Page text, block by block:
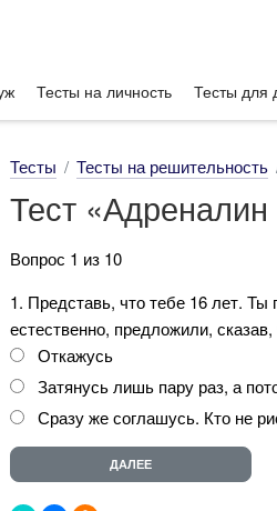
Тесты на личность Тесты для
Тесты Тесты на решительность
Тест
Вопрос 1 из 10
1. Представь, что тебе 16 лет. Ты
естественно, предложили,
Откажусь
Затянусь лишь пару раз, а
Сразу же соглашусь. Кто не